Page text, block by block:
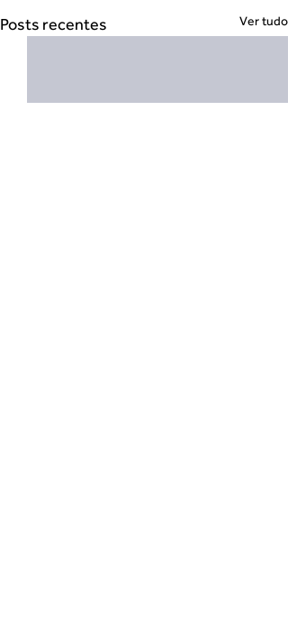
Posts recentes Ver tudo